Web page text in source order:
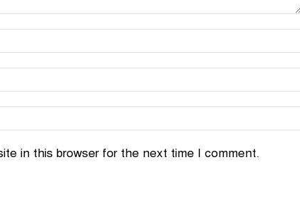
in this browser for the next time I comment.